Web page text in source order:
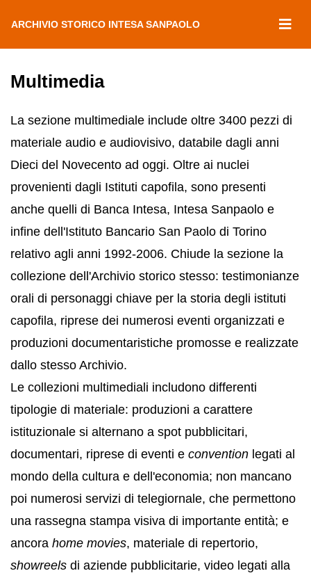
ARCHIVIO STORICO INTESA SANPAOLO
Multimedia
La sezione multimediale include oltre 3400 pezzi di
materiale audio e audiovisivo, databile dagli anni
Dieci del Novecento ad oggi. Oltre ai nuclei
provenienti dagli Istituti capofila, sono presenti
anche quelli di Banca Intesa, Intesa Sanpaolo e
infine dell'Istituto Bancario San Paolo di Torino
relativo agli anni 1992-2006. Chiude la sezione la
collezione dell'Archivio storico stesso: testimonianze
orali di personaggi chiave per la storia degli istituti
capofila, riprese dei numerosi eventi organizzati e
produzioni documentaristiche promosse e realizzate
dallo stesso Archivio.
Le collezioni multimediali includono differenti
tipologie di materiale: produzioni a carattere
istituzionale si alternano a spot pubblicitari,
documentari, riprese di eventi e convention legati al
mondo della cultura e dell'economia; non mancano
poi numerosi servizi di telegiornale, che permettono
una rassegna stampa visiva di importante entità; e
ancora home movies, materiale di repertorio,
showreels di aziende pubblicitarie, video legati alla